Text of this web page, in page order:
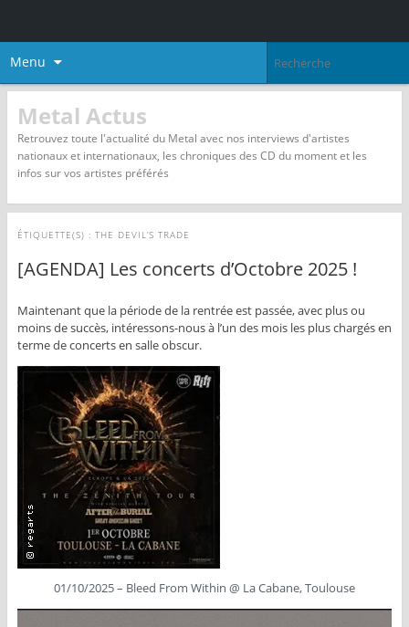
Menu
Metal Actus
Retrouvez toute l'actualité du Metal avec nos interviews d'artistes
nationaux et internationaux, les chroniques des CD du moment et les
infos sur vos artistes préférés
ÉTIQUETTE(S) : THE DEVIL’S TRADE
[AGENDA] Les concerts d’Octobre 2025 !
Maintenant que la période de la rentrée est passée, avec plus ou
moins de succès, intéressons-nous à l’un des mois les plus chargés en
terme de concerts en salle obscur.
01/10/2025 – Bleed From Within @ La Cabane, Toulouse